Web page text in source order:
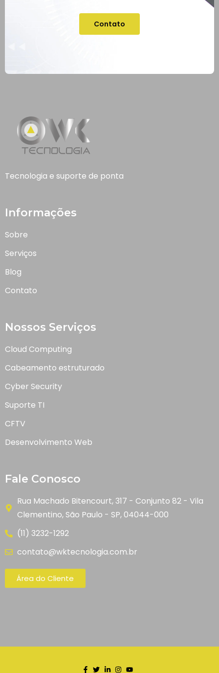
Contato
Tecnologia e suporte de ponta
Informações
Sobre
Serviços
Blog
Contato
Nossos Serviços
Cloud Computing
Cabeamento estruturado
Cyber Security
Suporte TI
CFTV
Desenvolvimento Web
Fale Conosco
Rua Machado Bitencourt, 317 - Conjunto 82 - Vila
Clementino, São Paulo - SP, 04044-000
(11) 3232-1292
contato@wktecnologia.com.br
Área do Cliente